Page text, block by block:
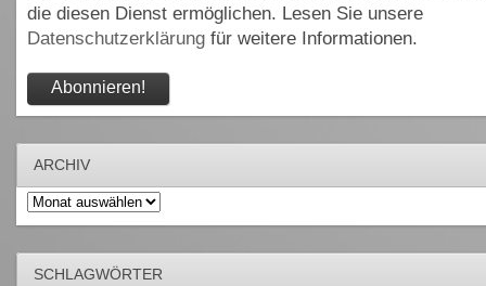
die diesen Dienst ermöglichen. Lesen Sie unsere
Datenschutzerklärungfür weitere Informationen.
ARCHIV
Archiv
SCHLAGWÖRTER